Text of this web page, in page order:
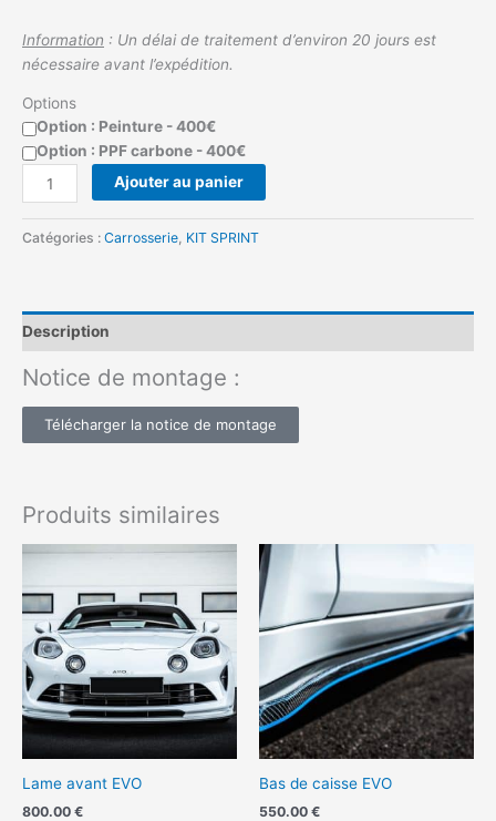
Information : Un délai de traitement d’environ 20 jours est
nécessaire avant l’expédition.
Options
Option : Peinture - 400€
Option : PPF carbone - 400€
Ajouter au panier
Catégories : Carrosserie, KIT SPRINT
Description
Notice de montage :
Télécharger la notice de montage
Produits similaires
Lame avant EVO
800.00 €
Bas de caisse EVO
550.00 €